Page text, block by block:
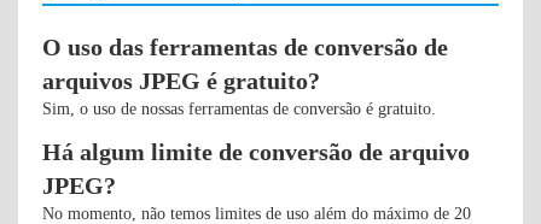
O uso das ferramentas de conversão de
arquivos JPEG é gratuito?
Sim, o uso de nossas ferramentas de conversão é gratuito.
Há algum limite de conversão de arquivo
JPEG?
No momento, não temos limites de uso além do máximo de 20